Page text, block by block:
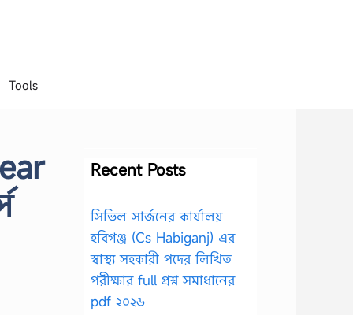
Tools
Recent Posts
সিভিল সার্জনের কার্যালয়
হবিগঞ্জ (Cs Habiganj) এর
স্বাস্থ্য সহকারী পদের লিখিত
পরীক্ষার full প্রশ্ন সমাধানের
pdf ২০২৬